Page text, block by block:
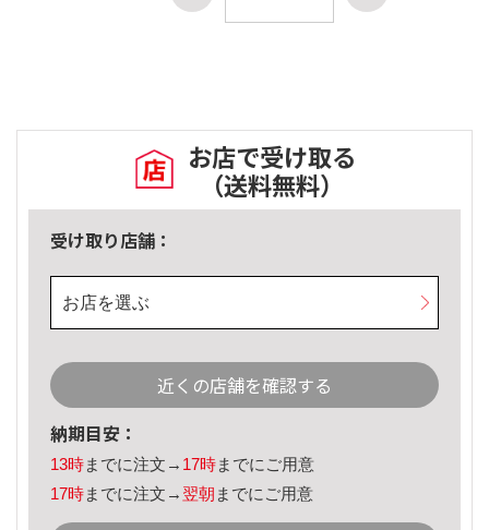
お店で受け取る
（送料無料）
受け取り店舗：
お店を選ぶ
近くの店舗を確認する
納期目安：
13時までに注文→ 17時までにご用意
17時までに注文→ 翌朝 までにご用意